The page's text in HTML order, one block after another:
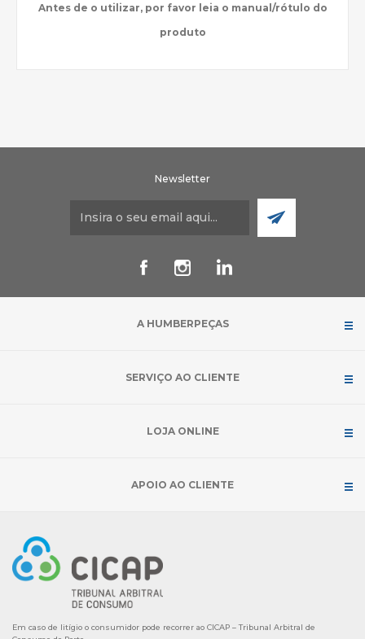
Antes de o utilizar, por favor leia o manual/rótulo do
produto
Newsletter
A HUMBERPEÇAS
SERVIÇO AO CLIENTE
LOJA ONLINE
APOIO AO CLIENTE
Em caso de litígio o consumidor pode recorrer ao CICAP – Tribunal Arbitral de